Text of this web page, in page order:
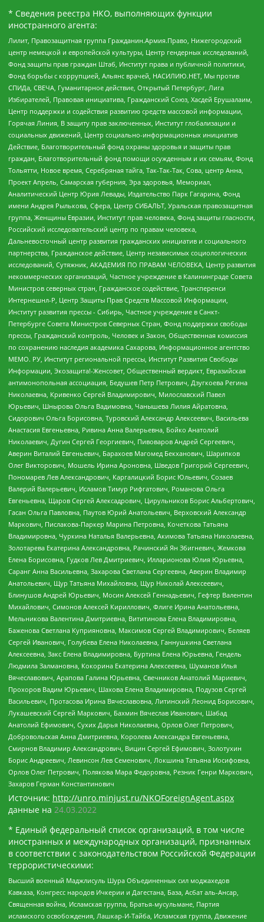
* Сведения реестра НКО, выполняющих функции
иностранного агента:
Лилит, Правозащитная группа Гражданин.Армия.Право, Нижегородский
центр немецкой и европейской культуры, Центр гендерных исследований,
Фонд защиты прав граждан Штаб, Институт права и публичной политики,
Фонд борьбы с коррупцией, Альянс врачей, НАСИЛИЮ.НЕТ, Мы против
СПИДа, СВЕЧА, Гуманитарное действие, Открытый Петербург, Лига
Избирателей, Правовая инициатива, Гражданский Союз, Хасдей Ерушалаим,
Центр поддержки и содействия развитию средств массовой информации,
Горячая Линия, В защиту прав заключенных, Институт глобализации и
социальных движений, Центр социально-информационных инициатив
Действие, Благотворительный фонд охраны здоровья и защиты прав
граждан, Благотворительный фонд помощи осужденным и их семьям, Фонд
Тольятти, Новое время, Серебряная тайга, Так-Так-Так, Сова, центр Анна,
Проект Апрель, Самарская губерния, Эра здоровья, Мемориал,
Аналитический Центр Юрия Левады, Издательство Парк Гагарина, Фонд
имени Андрея Рылькова, Сфера, Центр СИБАЛЬТ, Уральская правозащитная
группа, Женщины Евразии, Институт прав человека, Фонд защиты гласности,
Российский исследовательский центр по правам человека,
Дальневосточный центр развития гражданских инициатив и социального
партнерства, Гражданское действие, Центр независимых социологических
исследований, Сутяжник, АКАДЕМИЯ ПО ПРАВАМ ЧЕЛОВЕКА, Центр развития
некоммерческих организаций, Частное учреждение в Калининграде Совета
Министров северных стран, Гражданское содействие, Трансперенси
Интернешнл-Р, Центр Защиты Прав Средств Массовой Информации,
Институт развития прессы - Сибирь, Частное учреждение в Санкт-
Петербурге Совета Министров Северных Стран, Фонд поддержки свободы
прессы, Гражданский контроль, Человек и Закон, Общественная комиссия
по сохранению наследия академика Сахарова, Информационное агентство
МЕМО. РУ, Институт региональной прессы, Институт Развития Свободы
Информации, Экозащита!-Женсовет, Общественный вердикт, Евразийская
антимонопольная ассоциация, Бедушев Петр Петрович, Дзугкоева Регина
Николаевна, Кривенко Сергей Владимирович, Милославский Павел
Юрьевич, Шнырова Ольга Вадимовна, Чанышева Лилия Айратовна,
Сидорович Ольга Борисовна, Туровский Александр Алексеевич, Васильева
Анастасия Евгеньевна, Ривина Анна Валерьевна, Бойко Анатолий
Николаевич, Дугин Сергей Георгиевич, Пивоваров Андрей Сергеевич,
Аверин Виталий Евгеньевич, Барахоев Магомед Бекханович, Шарипков
Олег Викторович, Мошель Ирина Ароновна, Шведов Григорий Сергеевич,
Пономарев Лев Александрович, Каргалицкий Борис Юльевич, Созаев
Валерий Валерьевич, Исламов Тимур Рифгатович, Романова Ольга
Евгеньевна, Щаров Сергей Алексадрович, Цирульников Борис Альбертович,
Гасан Ольга Павловна, Паутов Юрий Анатольевич, Верховский Александр
Маркович, Пислакова-Паркер Марина Петровна, Кочеткова Татьяна
Владимировна, Чуркина Наталья Валерьевна, Акимова Татьяна Николаевна,
Золотарева Екатерина Александровна, Рачинский Ян Збигневич, Жемкова
Елена Борисовна, Гудков Лев Дмитриевич, Илларионова Юлия Юрьевна,
Саранг Анна Васильевна, Захарова Светлана Сергеевна, Аверин Владимир
Анатольевич, Щур Татьяна Михайловна, Щур Николай Алексеевич,
Блинушов Андрей Юрьевич, Мосин Алексей Геннадьевич, Гефтер Валентин
Михайлович, Симонов Алексей Кириллович, Флиге Ирина Анатольевна,
Мельникова Валентина Дмитриевна, Вититинова Елена Владимировна,
Баженова Светлана Куприяновна, Максимов Сергей Владимирович, Беляев
Сергей Иванович, Голубева Елена Николаевна, Ганнушкина Светлана
Алексеевна, Закс Елена Владимировна, Буртина Елена Юрьевна, Гендель
Людмила Залмановна, Кокорина Екатерина Алексеевна, Шуманов Илья
Вячеславович, Арапова Галина Юрьевна, Свечников Анатолий Мариевич,
Прохоров Вадим Юрьевич, Шахова Елена Владимировна, Подузов Сергей
Васильевич, Протасова Ирина Вячеславовна, Литинский Леонид Борисович,
Лукашевский Сергей Маркович, Бахмин Вячеслав Иванович, Шабад
Анатолий Ефимович, Сухих Дарья Николаевна, Орлов Олег Петрович,
Добровольская Анна Дмитриевна, Королева Александра Евгеньевна,
Смирнов Владимир Александрович, Вицин Сергей Ефимович, Золотухин
Борис Андреевич, Левинсон Лев Семенович, Локшина Татьяна Иосифовна,
Орлов Олег Петрович, Полякова Мара Федоровна, Резник Генри Маркович,
Захаров Герман Константинович
Источник: http://unro.minjust.ru/NKOForeignAgent.aspx
данные на 24.03.2022
* Единый федеральный список организаций, в том числе
иностранных и международных организаций, признанных
в соответствии с законодательством Российской Федерации
террористическими:
Высший военный Маджлисуль Шура Объединенных сил моджахедов
Кавказа, Конгресс народов Ичкерии и Дагестана, База, Асбат аль-Ансар,
Священная война, Исламская группа, Братья-мусульмане, Партия
исламского освобождения, Лашкар-И-Тайба, Исламская группа, Движение